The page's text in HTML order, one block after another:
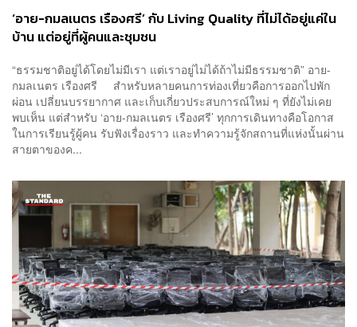
‘อาย-กมลเนตร เรืองศรี’ กับ Living Quality ที่ไม่ได้อยู่แค่ใน
บ้าน แต่อยู่ที่ผู้คนและชุมชน
“ธรรมชาติอยู่ได้โดยไม่มีเรา แต่เราอยู่ไม่ได้ถ้าไม่มีธรรมชาติ” อาย-
กมลเนตร เรืองศรี สำหรับหลายคนการท่องเที่ยวคือการออกไปพัก
ผ่อน เปลี่ยนบรรยากาศ และเก็บเกี่ยวประสบการณ์ใหม่ ๆ ที่ยังไม่เคย
พบเห็น แต่สำหรับ ‘อาย-กมลเนตร เรืองศรี’ ทุกการเดินทางคือโอกาส
ในการเรียนรู้ผู้คน รับฟังเรื่องราว และทำความรู้จักสถานที่แห่งนั้นผ่าน
สายตาของค...